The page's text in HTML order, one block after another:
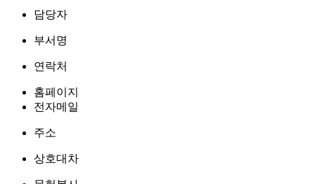
담당자
부서명
연락처
홈페이지
전자메일
주소
상호대차